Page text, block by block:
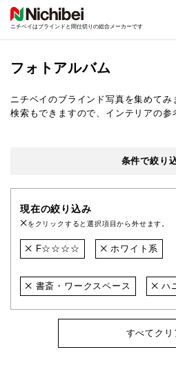
ニチベイはブラインドと間仕切りの総合メーカーです
フォトアルバム
ニチベイのブラインド写真を集めてみ
検索もできますので、インテリアの参
条件で絞り
現在の絞り込み
をクリックすると選択項目から外せます。
F☆☆☆☆ ホワイト系
書斎・ワークスペース ハ
すべてクリ